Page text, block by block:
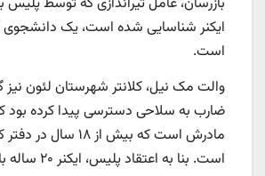
ایکنر شناسایی شده است، یک دانشجوی
است.
والت مک نیل، کلانتر شهرستان لئون
ضارب به سلاحی دسترسی پیدا کرده بود
مادرش است که بیش از ۱۸
است. بنا به